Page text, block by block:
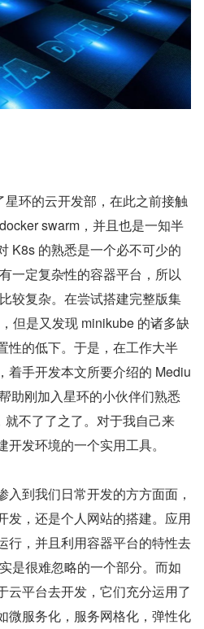
环的云开发部，在此之前接触
swarm，并且也是一知半
K8s 的熟悉是一个必不可少的
一定复杂性的容器平台，所以
较复杂。在尝试搭建完整版集
但是又发现 minikube 的诸多缺
性的低下。于是，在工作大半
着手开发本文所要介绍的 Mediu
助刚加入星环的小伙伴们熟悉
不了了之了。对于我自己来
发环境的一个实用工具。
到我们日常开发的方方面面，
发，还是个人网站的搭建。应用
行，并且利用容器平台的特性去
是很难忽略的一个部分。而如
云平台去开发，它们充分运用了
微服务化，服务网格化，弹性化